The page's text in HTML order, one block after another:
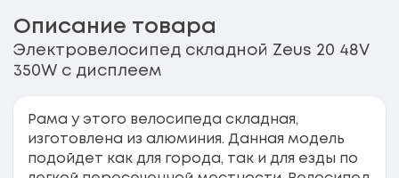
Описание товара
Электровелосипед складной Zeus 20 48V
350W с дисплеем
Рама у этого велосипеда складная,
изготовлена из алюминия. Данная модель
подойдет как для города, так и для езды по